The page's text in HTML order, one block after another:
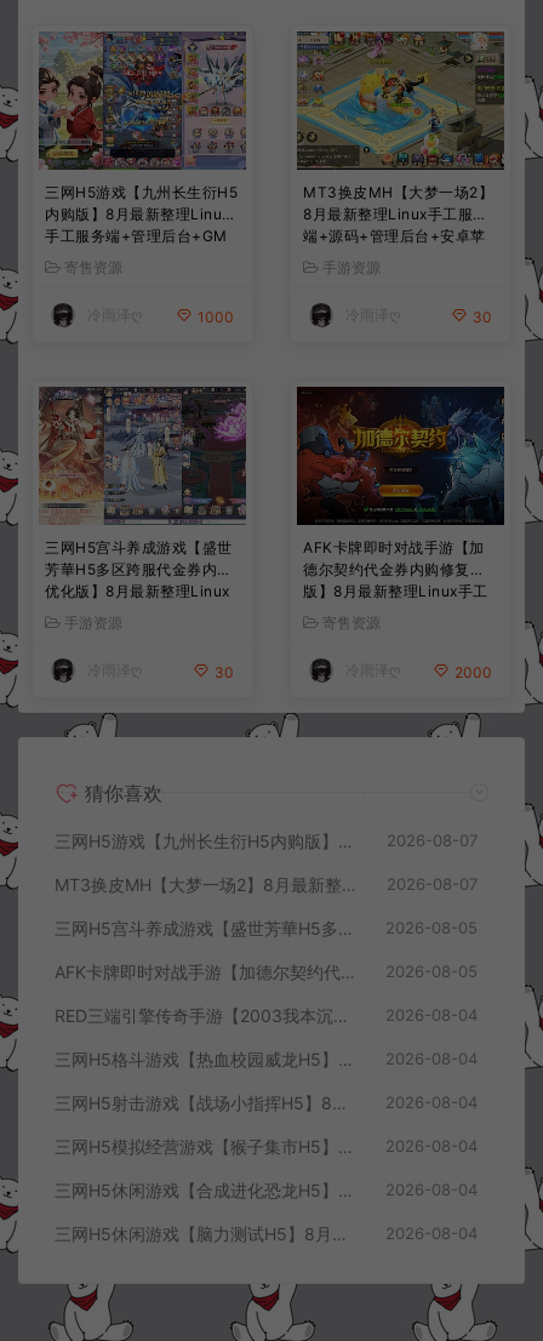
三网H5游戏【九州长生衍H5
内购版】8月最新整理Linux
手工服务端+管理后台+GM
授权后台+简易安卓客户端
+详细搭建教程+视频教程
寄售资源
冷雨泽ღ 1000
MT3换皮MH【大梦一场2】
8月最新整理Linux手工服务
端+源码+管理后台+安卓苹
果双端+详细搭建教程+视频
教程
手游资源
冷雨泽ღ 30
三网H5宫斗养成游戏【盛世
芳華H5多区跨服代金券内购
优化版】8月最新整理Linux
手工服务端+CDK授权后台
+全资源安卓+详细搭建教程
+视频教程
手游资源
冷雨泽ღ 30
AFK卡牌即时对战手游【加
德尔契约代金券内购修复
版】8月最新整理Linux手工
服务端+前后端全套源码+CD
K授权后台+安卓苹果双端
+详细搭建教程+视频教程
寄售资源
冷雨泽ღ 2000
猜你喜欢
三网H5游戏【九州长生衍H5内购版】8月最新整理Linux手工服务端+管理后台+GM授权后台+简易安卓客户端+详细搭建教程+视频教程 2026-08-07
MT3换皮MH【大梦一场2】8月最新整理Linux手工服务端+源码+管理后台+安卓苹果双端+详细搭建教程+视频教程 2026-08-07
三网H5宫斗养成游戏【盛世芳華H5多区跨服代金券内购优化版】8月最新整理Linux手工服务端+CDK授权后台+全资源安卓+详细搭建教程+视频教程 2026-08-05
AFK卡牌即时对战手游【加德尔契约代金券内购修复版】8月最新整理Linux手工服务端+前后端全套源码+CDK授权后台+安卓苹果双端+详细搭建教程+视频教程 2026-08-05
RED三端引擎传奇手游【2003我本沉默三职业】8月最新整理Win一键服务端+PC安卓+详细搭建教程 2026-08-04
三网H5格斗游戏【热血校园威龙H5】8月最新整理Linux手工服务端+Win一键服务端+解压即玩+简易安卓客户端+详细搭建教程 2026-08-04
三网H5射击游戏【战场小指挥H5】8月最新整理Linux手工服务端+Win一键服务端+解压即玩+简易安卓客户端+详细搭建教程 2026-08-04
三网H5模拟经营游戏【猴子集市H5】8月最新整理Linux手工服务端+Win一键服务端+解压即玩+简易安卓客户端+详细搭建教程 2026-08-04
三网H5休闲游戏【合成进化恐龙H5】8月最新整理Linux手工服务端+Win一键服务端+解压即玩+简易安卓客户端+详细搭建教程 2026-08-04
三网H5休闲游戏【脑力测试H5】8月最新整理Linux手工服务端+Win一键服务端+解压即玩+简易安卓客户端+详细搭建教程 2026-08-04